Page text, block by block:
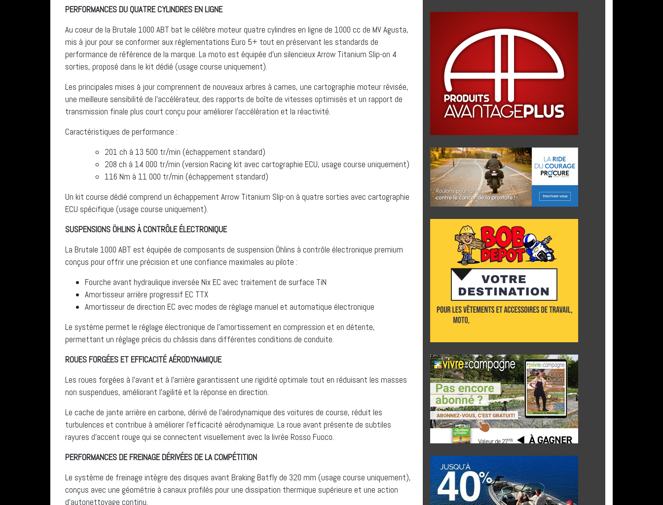
PERFORMANCES DU QUATRE CYLINDRES EN LIGNE
Au coeur de la Brutale 1000 ABT bat le célèbre moteur quatre cylindres en ligne de 1000 cc de MV Agusta,
mis à jour pour se conformer aux réglementations Euro 5+ tout en préservant les standards de
performance de référence de la marque. La moto est équipée d’un silencieux Arrow Titanium Slip-on 4
sorties, proposé dans le kit dédié (usage course uniquement).
Les principales mises à jour comprennent de nouveaux arbres à cames, une cartographie moteur révisée,
une meilleure sensibilité de l’accélérateur, des rapports de boîte de vitesses optimisés et un rapport de
transmission finale plus court conçu pour améliorer l’accélération et la réactivité.
Caractéristiques de performance :
201 ch à 13 500 tr/min (échappement standard)
208 ch à 14 000 tr/min (version Racing kit avec cartographie ECU, usage course uniquement)
116 Nm à 11 000 tr/min (échappement standard)
Un kit course dédié comprend un échappement Arrow Titanium Slip-on à quatre sorties avec cartographie
ECU spécifique (usage course uniquement).
SUSPENSIONS ÖHLINS À CONTRÔLE ÉLECTRONIQUE
La Brutale 1000 ABT est équipée de composants de suspension Öhlins à contrôle électronique premium
conçus pour offrir une précision et une confiance maximales au pilote :
Fourche avant hydraulique inversée Nix EC avec traitement de surface TiN
Amortisseur arrière progressif EC TTX
Amortisseur de direction EC avec modes de réglage manuel et automatique électronique
Le système permet le réglage électronique de l’amortissement en compression et en détente,
permettant un réglage précis du châssis dans différentes conditions de conduite.
ROUES FORGÉES ET EFFICACITÉ AÉRODYNAMIQUE
Les roues forgées à l’avant et à l’arrière garantissent une rigidité optimale tout en réduisant les masses
non suspendues, améliorant l’agilité et la réponse en direction.
Le cache de jante arrière en carbone, dérivé de l’aérodynamique des voitures de course, réduit les
turbulences et contribue à améliorer l’efficacité aérodynamique. La roue avant présente de subtiles
rayures d’accent rouge qui se connectent visuellement avec la livrée Rosso Fuoco.
PERFORMANCES DE FREINAGE DÉRIVÉES DE LA COMPÉTITION
Le système de freinage intègre des disques avant Braking Batfly de 320 mm (usage course uniquement),
conçus avec une géométrie à canaux profilés pour une dissipation thermique supérieure et une action
d’autonettoyage continu.